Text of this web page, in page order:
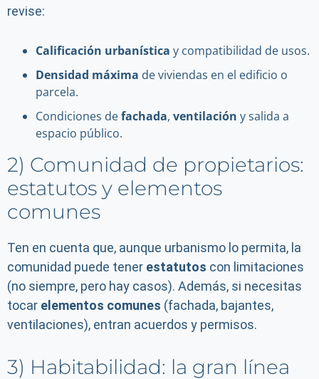
revise:
Calificación urbanística y compatibilidad de usos.
Densidad máxima de viviendas en el edificio o
parcela.
Condiciones defachada, ventilación y salida a
espacio público.
2) Comunidad de propietarios:
estatutos y elementos
comunes
Ten en cuenta que, aunque urbanismo lo permita, la
comunidad puede tener estatutos con limitaciones
(no siempre, pero hay casos). Además, si necesitas
tocar elementos comunes (fachada, bajantes,
ventilaciones), entran acuerdos y permisos.
3) Habitabilidad: la gran línea